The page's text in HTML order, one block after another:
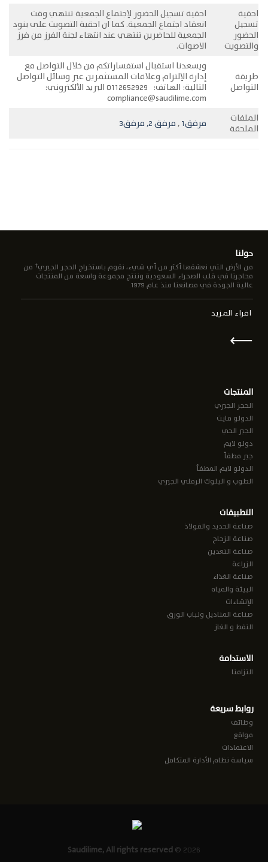
احقية
تسجيل
الحضور
والتصويت
احقية تسجيل الحضور لإجتماع الجمعية تنتهي وقت
انعقاد اجتماع الجمعية. كما ان احقية التصويت على بنود
الجمعية للحاضرين تنتهي عند انتهاء لجنة الفرز من فرز
الاصوات.
طريقة
التواصل
ويسعدنا استقبال استفساراتكم من خلال التواصل مع
إدارة الإلتزام وعلاقات المستثمرين عبر وسائل التواصل
التالية: الهاتف: 0112652929 البريد الألكتروني:
compliance@saudilime.com
الملفات
الملحقة
مرفق1 , مرفق 2, مرفق3
حولنا
من الأرض التي نعشقها أكثر من أي شيء، نقوم باستخراج الحجر الجيري† من
محاجرنا في قلب الصحراء السعودية وننتج مجموعة واسعة من المنتجات
عالية الجودة في مصانعنا منذ عام 1979.
اقراء المزيد
⟵
المنتجات
الحجر الجيري
الدولو مايت
الجير الحي
دولو لايم
جير مطفأ
الدولو لايم المطفأ
الطوب و البلوك الرملي الجيري
التطبيقات
صناعة الحديد والفولاذ
صناعة الزجاج
صناعة التعدين
الزراعة
صناعة الغذاء
البيئة والمياه
الإنشاءات
صناعة المناديل ولباب الورق
النفط و الغاز
الاستدامة
التزامنا
روابط سريعة
وظائف
مواقع
الاعتمادات
سياسة نظام الأدارة المتكامل
2026 ©
Saudilime, All rights reserved